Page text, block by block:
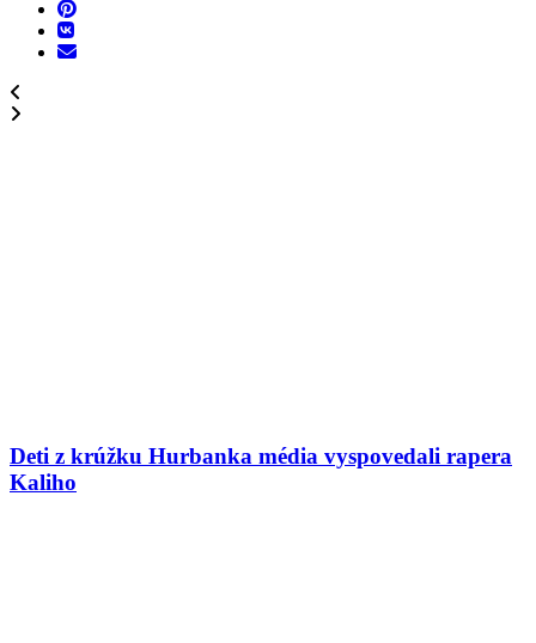
Deti z krúžku Hurbanka média vyspovedali rapera
Kaliho